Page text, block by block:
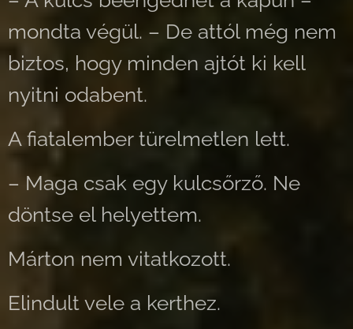
mondta végül. – De attól még nem
biztos, hogy minden ajtót ki kell
nyitni odabent.
A fiatalember türelmetlen lett.
– Maga csak egy kulcsőrző. Ne
döntse el helyettem.
Márton nem vitatkozott.
Elindult vele a kerthez.